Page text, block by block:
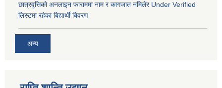
छात्रवृत्तिको अनलाइन फाराममा नाम र कागजात नमिलेर Under Verified
लिस्टमा रहेका बिद्यार्थी बिवरण
अन्य